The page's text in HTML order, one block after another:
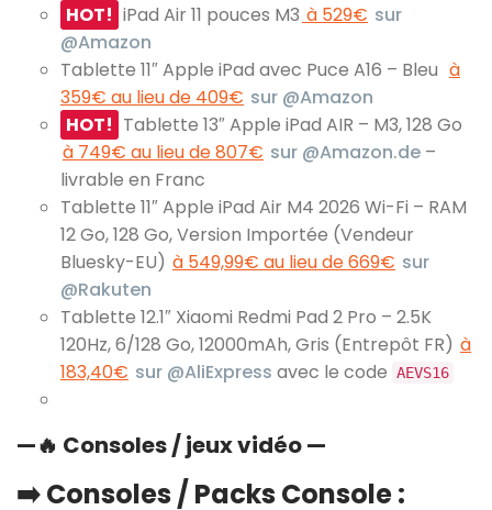
HOT! iPad Air 11 pouces M3 à 529€ sur
@Amazon
Tablette 11″ Apple iPad avec Puce A16 – Bleu à
359€ au lieu de 409€ sur @Amazon
HOT! Tablette 13″ Apple iPad AIR – M3, 128 Go
à 749€ au lieu de 807€ sur @Amazon.de –
livrable en Franc
Tablette 11″ Apple iPad Air M4 2026 Wi-Fi – RAM
12 Go, 128 Go, Version Importée (Vendeur
Bluesky-EU) à 549,99€ au lieu de 669€ sur
@Rakuten
Tablette 12.1″ Xiaomi Redmi Pad 2 Pro – 2.5K
120Hz, 6/128 Go, 12000mAh, Gris (Entrepôt FR) à
183,40€ sur @AliExpress avec le code AEVS16
—🔥 Consoles / jeux vidéo —
➡️ Consoles / Packs Console :